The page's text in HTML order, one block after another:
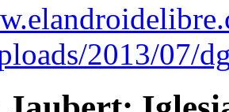
2013/07/